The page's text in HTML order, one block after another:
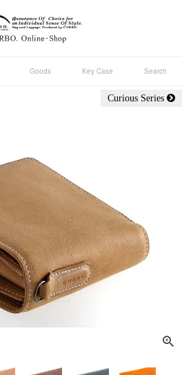
Goods Key Case Search
Curious Series